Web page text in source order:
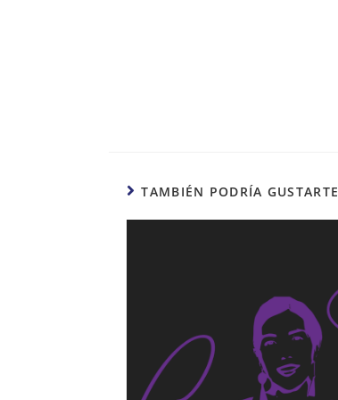
TAMBIÉN PODRÍA GUSTARTE